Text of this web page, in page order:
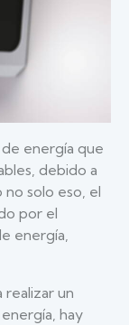
energía que
debido a
no solo eso, el
por el
energía,
un
hay